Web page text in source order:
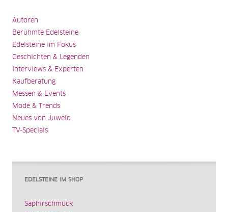
Autoren
Berühmte Edelsteine
Edelsteine im Fokus
Geschichten & Legenden
Interviews & Experten
Kaufberatung
Messen & Events
Mode & Trends
Neues von Juwelo
TV-Specials
EDELSTEINE IM SHOP
Saphirschmuck